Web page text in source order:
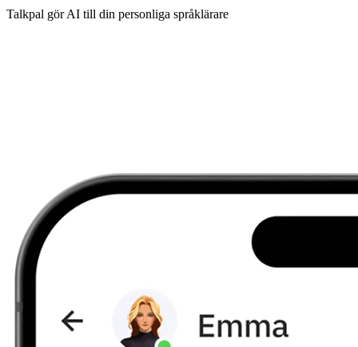
Talkpal gör AI till din personliga språklärare